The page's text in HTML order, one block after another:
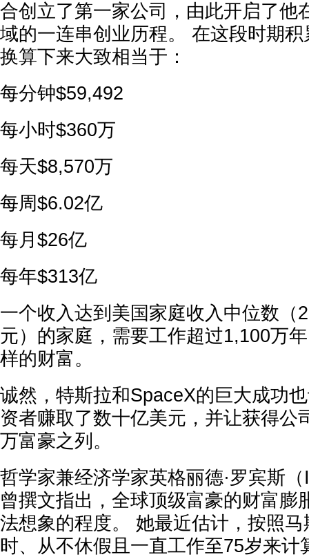
合创立了第一家公司，由此开启了他
域的一连串创业历程。 在这段时期
换算下来大致相当于：
每分钟$59,492
每小时$360万
每天$8,570万
每周$6.02亿
每月$26亿
每年$313亿
一个收入达到美国家庭收入中位数（
元）的家庭，需要工作超过1,100万
样的财富。
诚然，特斯拉和SpaceX的巨大成功
资者赚取了数十亿美元，并让获得公
万富豪之列。
哲学家兼经济学家英格丽德·罗宾斯
曾撰文指出，全球顶级富豪的财富膨
法想象的程度。 她最近估计，按照
时、从不休假且一直工作至75岁来计